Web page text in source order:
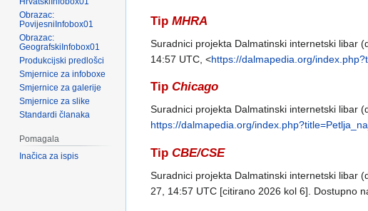
Tip MHRA
Suradnici projekta Dalmatinski internetski libar
14:57 UTC, <https://dalmapedia.org/
Tip Chicago
Suradnici projekta Dalmatinski internetski libar
https://dalmapedia.org/
Tip CBE/CSE
Suradnici projekta Dalmatinski internetski libar
27, 14:57 UTC [citirano 2026 kol 6]. Dostupno
Obrazac:
PovijesniInfobox01
Obrazac:
GeografskiInfobox01
Produkcijski predlošci
Smjernice za infoboxe
Smjernice za galerije
Smjernice za slike
Standardi članaka
Pomagala
Inačica za ispis